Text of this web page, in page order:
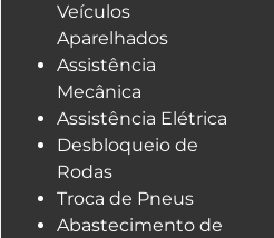
Veículos
Aparelhados
Assistência
Mecânica
Assistência Elétrica
Desbloqueio de
Rodas
Troca de Pneus
Abastecimento de